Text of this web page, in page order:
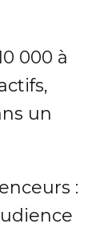
000 à
un
: